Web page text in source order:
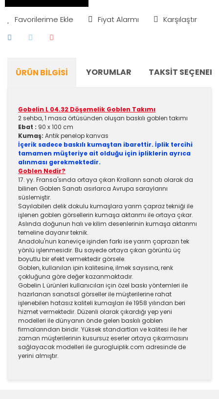
Fiyat Alarmı Karşılaştır
ÜRÜN BILGISI YORUMLAR TAKSIT
Gobelin L 04.32 Döşemelik Goblen Takımı
2 sehba, 1 masa örtüsünden oluşan baskılı goblen takımı
Ebat : 90 x 100 cm
Kumaş: Antik penelop kanvas
İçerik sadece baskılı kumaştan ibarettir. İplik tercihi
tamamen müşteriye ait olduğu için ipliklerin ayrıca
alınması gerekmektedir.
Goblen Nedir?
17. yy. Fransa'sında ortaya çıkan Kralların sanatı olarak da
bilinen Goblen Sanatı asırlarca Avrupa saraylarını
süslemiştir.
Sayılabilen delik dokulu kumaşlara yarım çapraz tekniği ile
işlenen goblen görsellerin kumaşa aktarımı ile ortaya çıkar.
Aslında doğunun halı ve kilim desenlerinin kumaşa aktarımı
temeline dayanır teknik.
Anadolu'nun kaneviçe işinden farkı ise yarım çaprazın tek
yönlü işlenmesidir. Bu sayede ortaya çıkan görüntü üç
boyutlu bir efekt vermektedir görsele.
Goblen, kullanılan ipin kalitesine, ilmek sayısına, renk
çokluğuna göre değer kazanmaktadır.
Gobelin L ürünleri kullanıcıları için özel baskı yöntemleri ile
hazırlanan sanatsal görseller ile müşterilerine rahat
işlenebilen hatasız kaliteli kumaşları ile 1958 yılından beri
hizmet vermektedir. Düzenli olarak çıkardığı yep yeni
modelleri ile dünyanın önde gelen baskılı goblen
firmalarından biridir. Yüksek standartları ve kalitesi ile her
zaman müşterilerinin kusursuz eserler ortaya çıkarmasını
sağlayacak modelleri ile gurogluiplik.com adresinde de
yerini almıştır.